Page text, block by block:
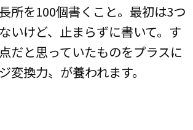
所を100個書くこと。最初は3つ
いけど、止まらずに書いて。す
だと思っていたものをプラスに
変換力〟が養われます。